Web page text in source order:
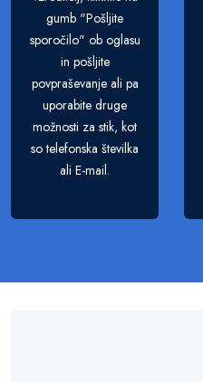
gumb "Pošljite
sporočilo" ob oglasu
in pošljite
povpraševanje ali pa
uporabite druge
možnosti za stik, kot
so telefonska številka
ali E-mail.